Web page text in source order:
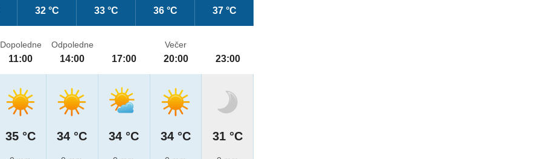
32 °C 33 °C 36 °C 37 °C
Dopoledne
11:00
35 °C
Odpoledne
14:00
34 °C
17:00
34 °C
Večer
20:00
34 °C
23:00
31 °C